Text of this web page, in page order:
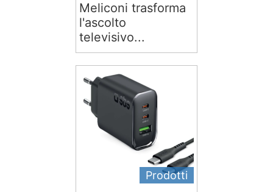
Meliconi trasforma
l'ascolto
televisivo...
Prodotti